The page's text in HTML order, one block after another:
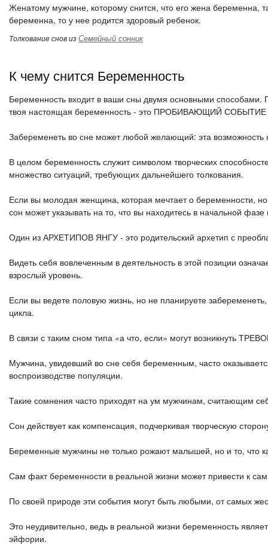
Женатому мужчине, которому снится, что его жена беременна,
беременна, то у нее родится здоровый ребенок.
Толкование снов изСемейный сонник
К чему снится Беременность
Беременность входит в ваши сны двумя основными способами.
твоя настоящая беременность - это ПРОБИВАЮЩИЙ СОБЫТИЕ
Забеременеть во сне может любой желающий: эта возможность
В целом беременность служит символом творческих
множество ситуаций, требующих дальнейшего толкования.
Если вы молодая женщина, которая мечтает о беременности,
сон может указывать на то, что вы находитесь в начальной
Один из АРХЕТИПОВ ЯНГУ - это родительский архетип с
Видеть себя вовлеченным в деятельность в этой позиции
взрослый уровень.
Если вы ведете половую жизнь, но не планируете
цикла.
В связи с таким сном типа «а что, если» могут возникнуть
Мужчина, увидевший во сне себя беременным, часто
воспроизводстве популяции.
Такие сомнения часто приходят на ум мужчинам, считающим
Сон действует как компенсация, подчеркивая творческую
Беременные мужчины не только рожают малышей, но и то, что
Сам факт беременности в реальной жизни может привести к
По своей природе эти события могут быть любыми, от самых
Это неудивительно, ведь в реальной жизни беременность
эйфории.